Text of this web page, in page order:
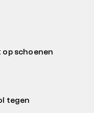
schoenen
tegen